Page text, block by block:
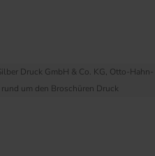
Druck GmbH & Co. KG, Otto-Hahn-
um den Broschüren Druck